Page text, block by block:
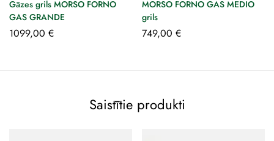
Gāzes grils MORSO FORNO
GAS GRANDE
1099,00 €
MORSO FORNO GAS MEDIO
grils
749,00 €
Saistītie produkti